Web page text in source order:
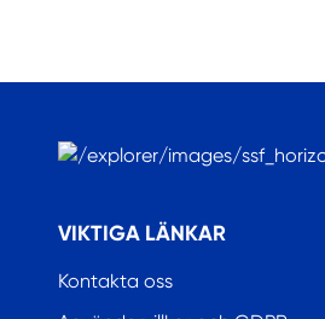
VIKTIGA LÄNKAR
Kontakta oss